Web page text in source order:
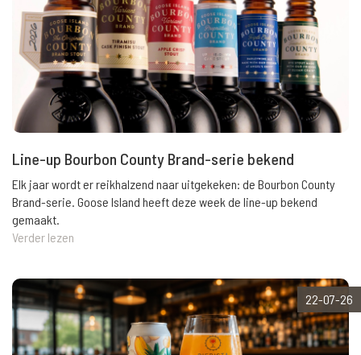
Line-up Bourbon County Brand-serie bekend
Elk jaar wordt er reikhalzend naar uitgekeken: de Bourbon County
Brand-serie. Goose Island heeft deze week de line-up bekend
gemaakt.
Verder lezen
22-07-26